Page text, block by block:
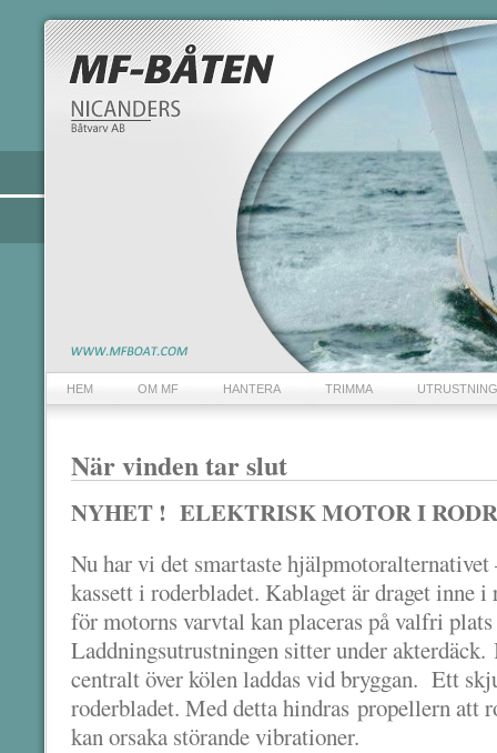
HEM OM MF HANTERA TRIMMA UTRUSTNING
När vinden tar slut
NYHET ! ELEKTRISK MOTOR I
Nu har vi det smartaste
kassett i roderbladet. Kablaget är draget inne i
för motorns varvtal kan placeras på valfri
Laddningsutrustningen sitter under
centralt över kölen laddas vid bryggan. Ett
roderbladet. Med detta hindras propellern att
kan orsaka störande vibrationer.